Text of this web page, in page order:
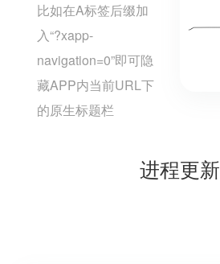
比如在A标签后缀加
入“?xapp-
navigation=0”即可隐
藏APP内当前URL下
的原生标题栏
进程更新